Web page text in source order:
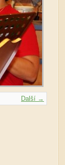
Další →